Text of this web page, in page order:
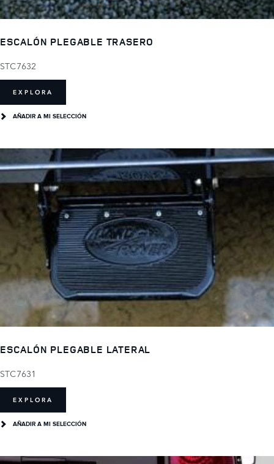
ESCALÓN PLEGABLE TRASERO
STC7632
EXPLORA
AÑADIR A MI SELECCIÓN
ESCALÓN PLEGABLE LATERAL
STC7631
EXPLORA
AÑADIR A MI SELECCIÓN